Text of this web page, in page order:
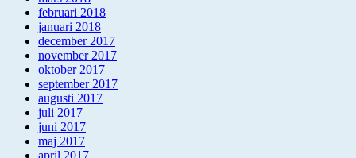
februari 2018
januari 2018
december 2017
november 2017
oktober 2017
september 2017
augusti 2017
juli 2017
juni 2017
maj 2017